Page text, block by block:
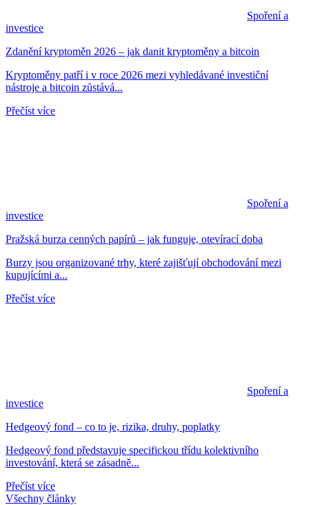
Spoření a
investice
Zdanění kryptoměn 2026 – jak danit kryptoměny a bitcoin
Kryptoměny patří i v roce 2026 mezi vyhledávané investiční
nástroje a bitcoin zůstává...
Přečíst více
Spoření a
investice
Pražská burza cenných papírů – jak funguje, otevírací doba
Burzy jsou organizované trhy, které zajišťují obchodování mezi
kupujícími a...
Přečíst více
Spoření a
investice
Hedgeový fond – co to je, rizika, druhy, poplatky
Hedgeový fond představuje specifickou třídu kolektivního
investování, která se zásadně...
Přečíst více
Všechny články